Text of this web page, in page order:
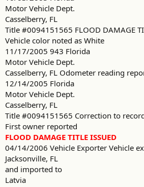
Motor Vehicle Dept.
Casselberry, FL
Title #0094151565 FLOOD DAMAGE
Vehicle color noted as White
11/17/2005 943 Florida
Motor Vehicle Dept.
Casselberry, FL Odometer reading
12/14/2005 Florida
Motor Vehicle Dept.
Casselberry, FL
Title #0094151565 Correction to
First owner reported
FLOOD DAMAGE TITLE ISSUED
04/14/2006 Vehicle Exporter Vehicle
Jacksonville, FL
and imported to
Latvia